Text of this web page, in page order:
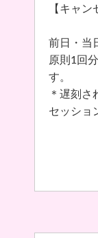
【キャン
前日・当
原則1回
す。
＊遅刻さ
セッショ